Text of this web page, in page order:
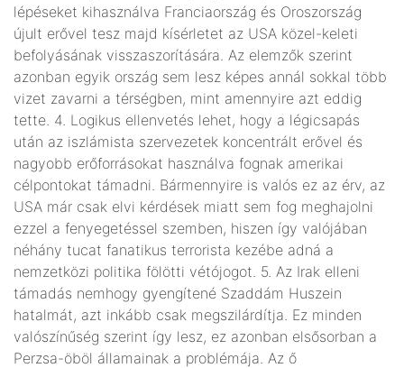
lépéseket kihasználva Franciaország és Oroszország
újult erővel tesz majd kísérletet az USA közel-keleti
befolyásának visszaszorítására. Az elemzők szerint
azonban egyik ország sem lesz képes annál sokkal több
vizet zavarni a térségben, mint amennyire azt eddig
tette. 4. Logikus ellenvetés lehet, hogy a légicsapás
után az iszlámista szervezetek koncentrált erővel és
nagyobb erőforrásokat használva fognak amerikai
célpontokat támadni. Bármennyire is valós ez az érv, az
USA már csak elvi kérdések miatt sem fog meghajolni
ezzel a fenyegetéssel szemben, hiszen így valójában
néhány tucat fanatikus terrorista kezébe adná a
nemzetközi politika fölötti vétójogot. 5. Az Irak elleni
támadás nemhogy gyengítené Szaddám Huszein
hatalmát, azt inkább csak megszilárdítja. Ez minden
valószínűség szerint így lesz, ez azonban elsősorban a
Perzsa-öböl államainak a problémája. Az ő